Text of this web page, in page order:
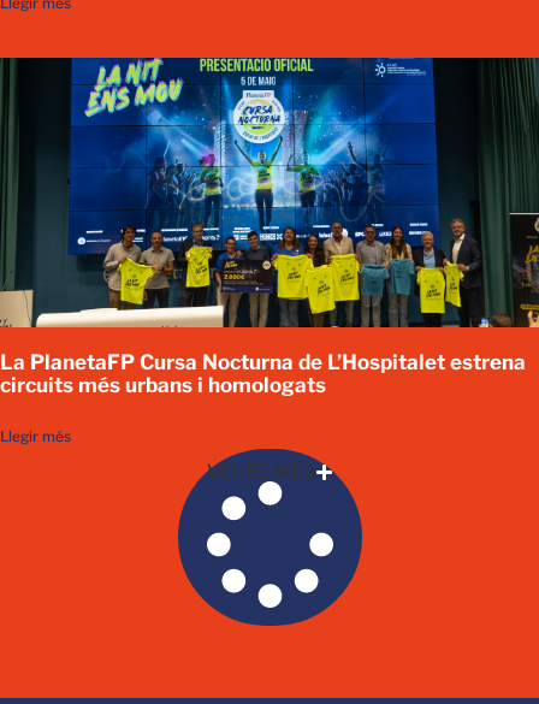
La PlanetaFP Cursa Nocturna de L’Hospitalet estrena
circuits més urbans i homologats
Llegir més
VEURE MÉS